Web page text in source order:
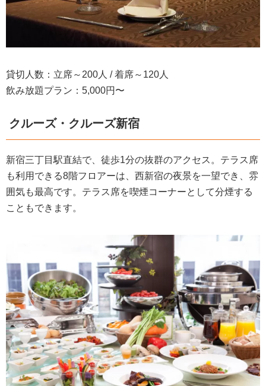
貸切人数：立席～200人 / 着席～120人
飲み放題プラン：5,000円〜
クルーズ・クルーズ新宿
新宿三丁目駅直結で、徒歩1分の抜群のアクセス。テラス席
も利用できる8階フロアーは、西新宿の夜景を一望でき、雰
囲気も最高です。テラス席を喫煙コーナーとして分煙する
こともできます。